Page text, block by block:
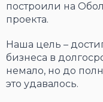
построили на
проекта.
Наша цель –
бизнеса в
немало, но до
это удавалось.